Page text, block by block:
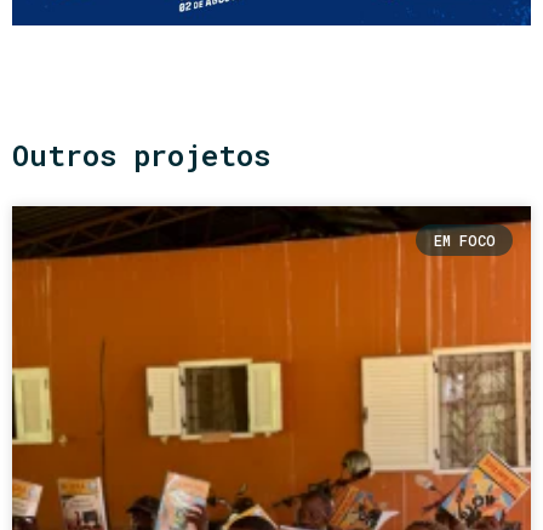
Outros projetos
EM FOCO